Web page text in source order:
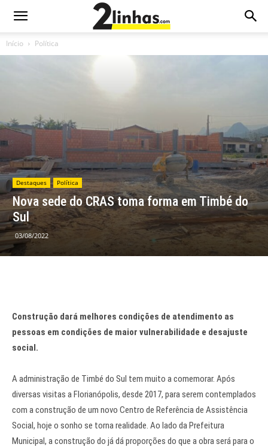
Início Política
Destaques Política
Nova sede do CRAS toma forma em Timbé do
Sul
03/08/2022
Construção dará melhores condições de atendimento as
pessoas em condições de maior vulnerabilidade e desajuste
social.
A administração de Timbé do Sul tem muito a comemorar. Após
diversas visitas a Florianópolis, desde 2017, para serem contemplados
com a construção de um novo Centro de Referência de Assistência
Social, hoje o sonho se torna realidade. Ao lado da Prefeitura
Municipal, a construção do já dá proporções do que a obra será para o